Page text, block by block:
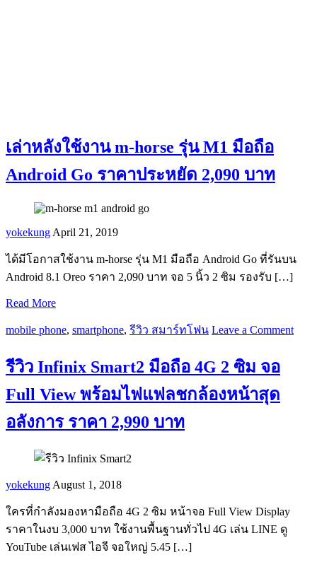
เล่าหลังใช้งาน m-horse รุ่น M1 มือถือ
Android Go ราคาประหยัด 2,090 บาท
yokekung April 21, 2019
ได้มีโอกาสใช้งาน m-horse รุ่น M1 มือถือ Android Go ที่รันบน
Android 8.1 Oreo ราคา 2,090 บาท จอ 5 นิ้ว 2 ซิม รองรับ […]
Read More
mobile phone, smartphone, รีวิว สมาร์ทโฟน Leave a Comment
รีวิว Infinix Smart2 มือถือ 4G 2 ซิม จอ
Full View พร้อมไฟแฟลชกล้องหน้าสุด
อลังการ ราคา 2,990 บาท
yokekung August 1, 2018
ใครที่กำลังมองหามือถือ 4G 2 ซิม หน้าจอ Full View Display
ราคาในงบ 3,000 บาท ใช้งานพื้นฐานทั่วไป 4G เล่น LINE ดู
YouTube เล่นเฟส ไอจี จอใหญ่ 5.45 […]